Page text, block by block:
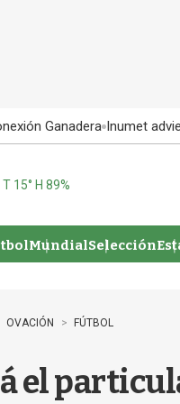
Ganadera Inumet
15° H 89%
MundialSelección
OVACIÓN FÚTBOL
el